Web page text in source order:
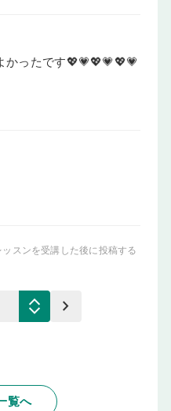
かったです💖💗💖💗💖💗
スンを受講した後に投稿する
keyboard_arrow_right
覧へ